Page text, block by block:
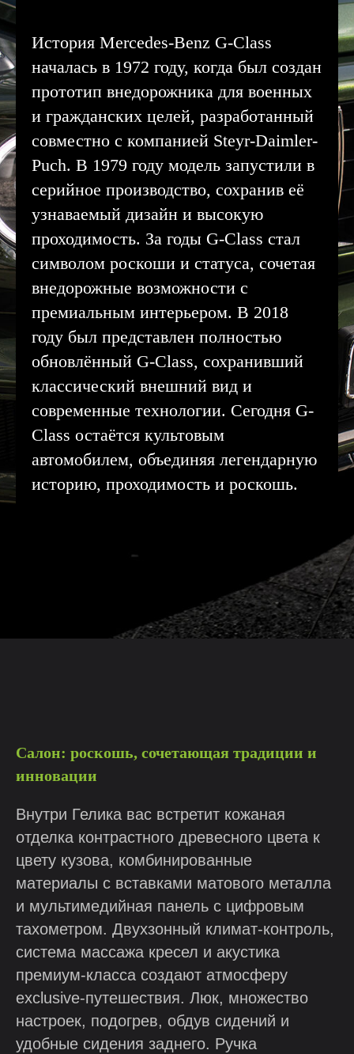
История Mercedes-Benz G-Class
началась в 1972 году, когда был создан
прототип внедорожника для военных
и гражданских целей, разработанный
совместно с компанией Steyr-Daimler-
Puch. В 1979 году модель запустили в
серийное производство, сохранив её
узнаваемый дизайн и высокую
проходимость. За годы G-Class стал
символом роскоши и статуса, сочетая
внедорожные возможности с
премиальным интерьером. В 2018
году был представлен полностью
обновлённый G-Class, сохранивший
классический внешний вид и
современные технологии. Сегодня G-
Class остаётся культовым
автомобилем, объединяя легендарную
историю, проходимость и роскошь.
Салон: роскошь, сочетающая традиции и
инновации
Внутри Гелика вас встретит кожаная
отделка контрастного древесного цвета к
цвету кузова, комбинированные
материалы с вставками матового металла
и мультимедийная панель с цифровым
тахометром. Двухзонный климат-контроль,
система массажа кресел и акустика
премиум-класса создают атмосферу
exclusive-путешествия. Люк, множество
настроек, подогрев, обдув сидений и
удобные сидения заднего. Ручка